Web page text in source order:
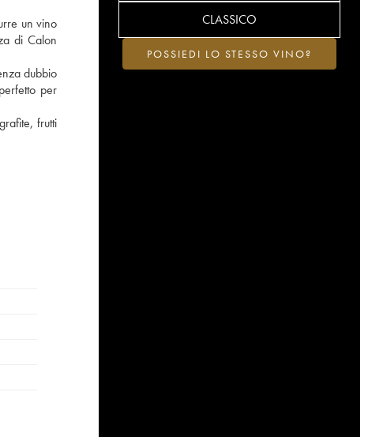
un vino
di Calon
dubbio
per
frutti
CLASSICO
POSSIEDI LO STESSO VINO?